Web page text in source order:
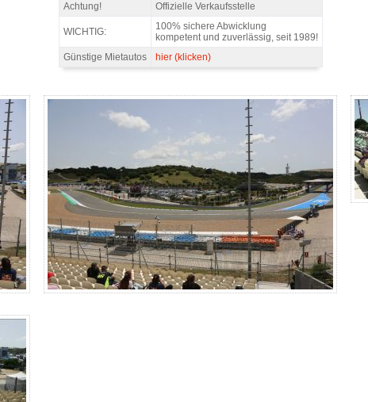
Achtung!
Offizielle Verkaufsstelle
WICHTIG:
100% sichere Abwicklung
kompetent und zuverlässig, seit 1989!
Günstige Mietautos
hier (klicken)